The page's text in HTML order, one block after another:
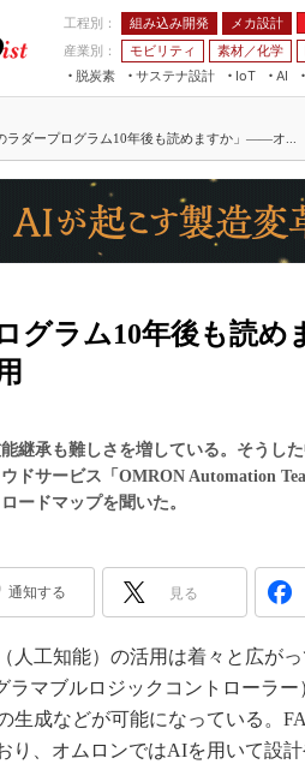
工程別： 組み込み開発 メカ設計
産業別：
モビリティ 素材／化学
脱炭素
サステナ設計
IoT
ながる工場
ながるサービス
AI
AI×設備保全
Physical AI
JIMTOF
組込み/エッジ
展＆IoT/5Gソリ
IIFES
国際ロボット展
TECHNO-
EdgeTech+
日本ものづくり
つなが
5G
VR／
フィ
組み込
デジ
S＆OP
インダ
イノ
製造業
ラダープログラム10年後も読めますか」――オ...
グラム10年後も読
継承も難しさを増している。そうし
ドサービス「OMRON Automation
ードマップを聞いた。
通知する 見る
工知能）の活用は着々と広が
ラマブルロジックコントローラ
生成などが可能になっている。
り、オムロンではAIを用いて設